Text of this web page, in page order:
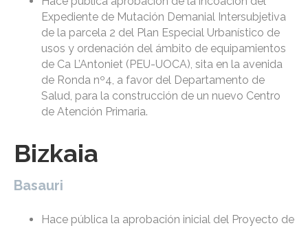
Expediente de Mutación Demanial Intersubjetiva
de la parcela 2 del Plan Especial Urbanístico de
usos y ordenación del ámbito de equipamientos
de Ca L’Antoniet (PEU-UOCA), sita en la avenida
de Ronda nº4, a favor del Departamento de
Salud, para la construcción de un nuevo Centro
de Atención Primaria.
Bizkaia
Basauri
Hace pública la aprobación inicial del Proyecto de